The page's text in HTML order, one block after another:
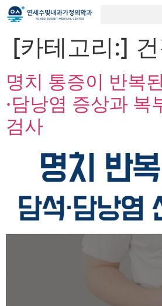
[카테고리:]
명치 통증이 반복
·담낭염 증상과 복
검사